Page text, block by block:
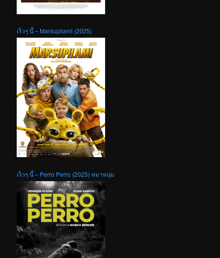
เร็วๆ นี้ – Marsupilami (2025)
เร็วๆ นี้ – Perro Perro (2025) หมาหนุ่ม